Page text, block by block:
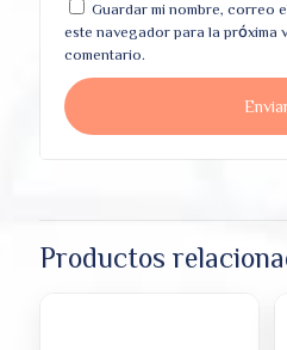
Guardar mi nombre, correo
este navegador para la próxima
comentario.
Productos